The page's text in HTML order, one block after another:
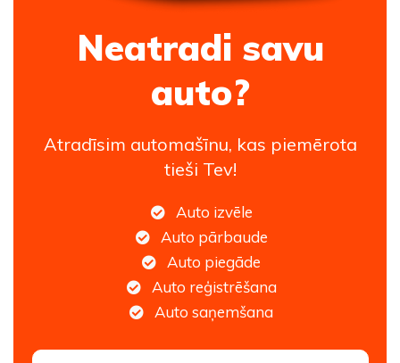
Neatradi savu
auto?
Atradīsim automašīnu, kas piemērota
tieši Tev!
Auto izvēle
Auto pārbaude
Auto piegāde
Auto reģistrēšana
Auto saņemšana